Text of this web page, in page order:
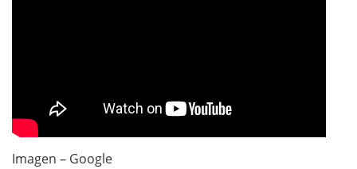
Imagen – Google